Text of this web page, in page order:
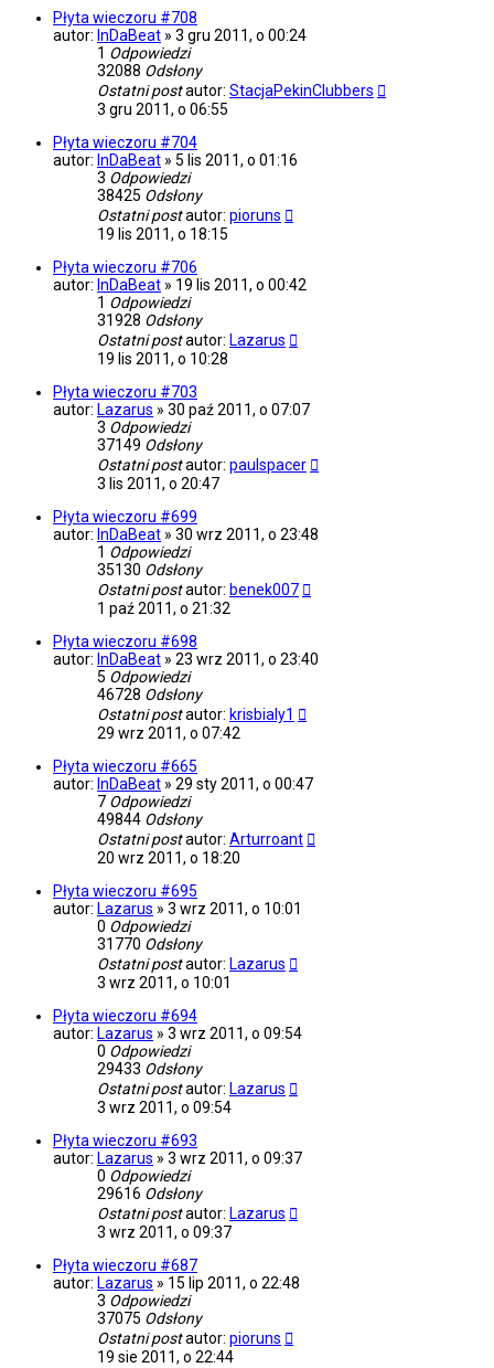
Płyta wieczoru #708
autor: InDaBeat » 3 gru 2011, o 00:24
1 Odpowiedzi
32088 Odsłony
Ostatni postautor: StacjaPekinClubbers
3 gru 2011, o 06:55
Płyta wieczoru #704
autor: InDaBeat » 5 lis 2011, o 01:16
3 Odpowiedzi
38425 Odsłony
Ostatni postautor: pioruns
19 lis 2011, o 18:15
Płyta wieczoru #706
autor: InDaBeat » 19 lis 2011, o 00:42
1 Odpowiedzi
31928 Odsłony
Ostatni postautor: Lazarus
19 lis 2011, o 10:28
Płyta wieczoru #703
autor: Lazarus » 30 paź 2011, o 07:07
3 Odpowiedzi
37149 Odsłony
Ostatni postautor: paulspacer
3 lis 2011, o 20:47
Płyta wieczoru #699
autor: InDaBeat » 30 wrz 2011, o 23:48
1 Odpowiedzi
35130 Odsłony
Ostatni postautor: benek007
1 paź 2011, o 21:32
Płyta wieczoru #698
autor: InDaBeat » 23 wrz 2011, o 23:40
5 Odpowiedzi
46728 Odsłony
Ostatni postautor: krisbialy1
29 wrz 2011, o 07:42
Płyta wieczoru #665
autor: InDaBeat » 29 sty 2011, o 00:47
7 Odpowiedzi
49844 Odsłony
Ostatni postautor: Arturroant
20 wrz 2011, o 18:20
Płyta wieczoru #695
autor: Lazarus » 3 wrz 2011, o 10:01
0 Odpowiedzi
31770 Odsłony
Ostatni postautor: Lazarus
3 wrz 2011, o 10:01
Płyta wieczoru #694
autor: Lazarus » 3 wrz 2011, o 09:54
0 Odpowiedzi
29433 Odsłony
Ostatni postautor: Lazarus
3 wrz 2011, o 09:54
Płyta wieczoru #693
autor: Lazarus » 3 wrz 2011, o 09:37
0 Odpowiedzi
29616 Odsłony
Ostatni postautor: Lazarus
3 wrz 2011, o 09:37
Płyta wieczoru #687
autor: Lazarus » 15 lip 2011, o 22:48
3 Odpowiedzi
37075 Odsłony
Ostatni postautor: pioruns
19 sie 2011, o 22:44